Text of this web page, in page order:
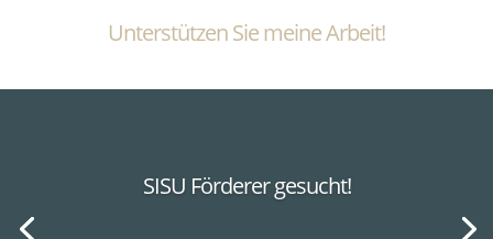
Unterstützen Sie meine Arbeit!
SISU Förderer gesucht!